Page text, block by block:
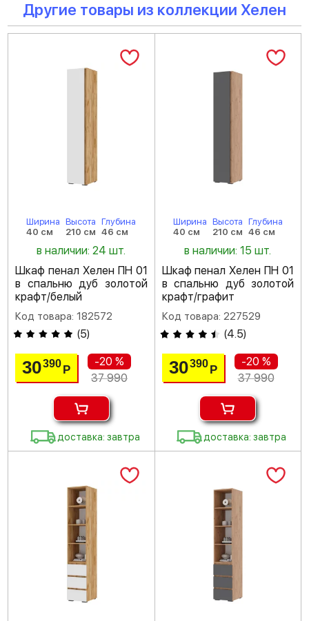
Другие товары из коллекции Хелен
Ширина
40 см
Высота
210 см
Глубина
46 см
в наличии: 24 шт.
Шкаф пенал Хелен ПН 01
в спальню дуб золотой
крафт/белый
Код товара: 182572
(5)
30390Р
-20 %
37 990
доставка: завтра
Ширина
40 см
Высота
210 см
Глубина
46 см
в наличии: 15 шт.
Шкаф пенал Хелен ПН 01
в спальню дуб золотой
крафт/графит
Код товара: 227529
(4.5)
30390 Р
-20 %
37 990
доставка: завтра